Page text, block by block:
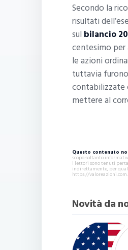
Secondo la
risultati
sul bilancio
centesimo per
le azioni
tuttavia
contabilizzate
mettere al
Questo contenuto
scopo soltanto
I lettori sono tenuti
indirettamente, per
https://valoreazioni.com.
Novità da